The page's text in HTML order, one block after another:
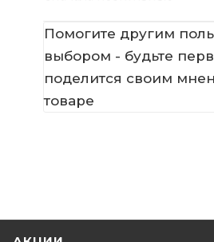
Помогите другим
выбором - будьте
поделится своим
товаре